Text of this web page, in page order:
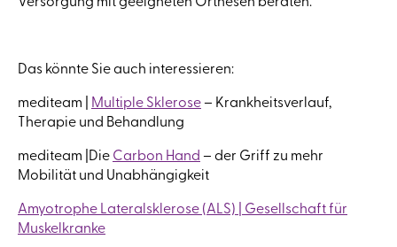
Das könnte Sie auch interessieren:
mediteam | Multiple Sklerose – Krankheitsverlauf,
Therapie und Behandlung
mediteam |Die Carbon Hand – der Griff zu mehr
Mobilität und Unabhängigkeit
Amyotrophe Lateralsklerose (ALS) | Gesellschaft für
Muskelkranke